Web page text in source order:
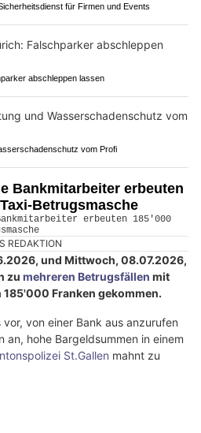
für Firmen und Events
abschleppen lassen
vom Profi
Bankmitarbeiter erbeuten
Betrugsmasche
REDAKTION
und Mittwoch, 08.07.2026,
zu mehreren Betrugsfällen mit
Franken gekommen.
von einer Bank aus anzurufen
an, hohe Bargeldsummen in einem
St.Gallen mahnt zu